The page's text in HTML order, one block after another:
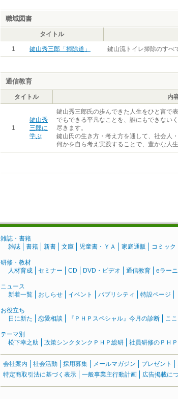
職域図書
タイトル
1 鍵山秀三郎「掃除道」 鍵山流トイレ掃除のすべ
通信教育
タイトル 内
1
鍵山秀
三郎に
学ぶ
鍵山秀三郎氏の歩んできた人生をひと言で
でもできる平凡なことを、誰にもできない
尽きます。
鍵山氏の生き方・考え方を通して、社会人
何かを自ら考え実践することで、豊かな人
雑誌・書籍
雑誌
書籍 新書 文庫 児童書・ＹＡ 家庭通販 コミック
研修・教材
人材育成
セミナー CD DVD・ビデオ 通信教育 eラー
ニュース
新着一覧
おしらせ イベント パブリシティ 特設ページ
お役立ち
日に新た
恋愛相談 『ＰＨＰスペシャル』今月の診断 こ
テーマ別
松下幸之助
政策シンクタンクＰＨＰ総研 社員研修のＰＨ
会社案内 社会活動 採用募集 メールマガジン プレゼント
特定商取引法に基づく表示
一般事業主行動計画 広告掲載に